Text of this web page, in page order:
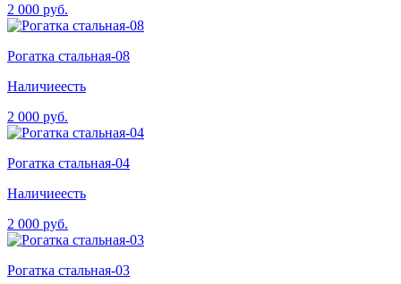
2 000 руб.
Рогатка стальная-08
Наличиеесть
2 000 руб.
Рогатка стальная-04
Наличиеесть
2 000 руб.
Рогатка стальная-03